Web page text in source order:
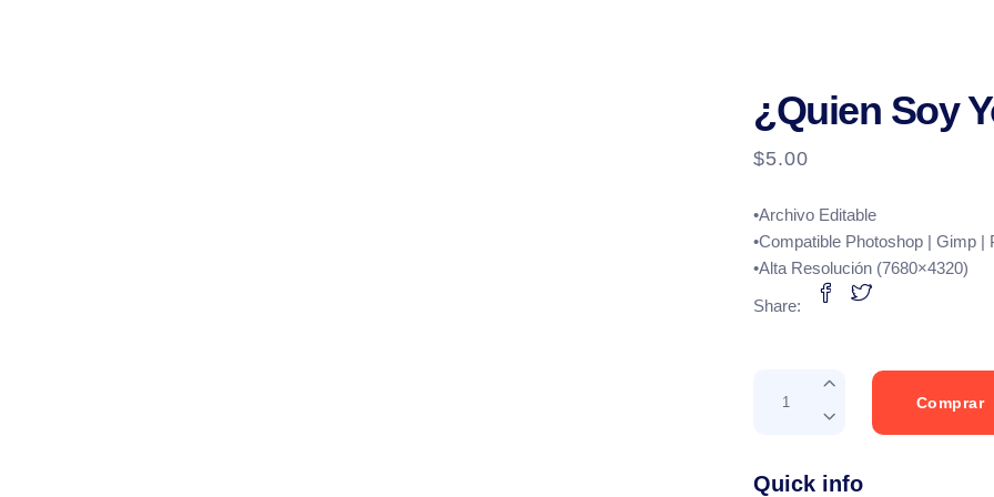
¿Quien Soy
$5.00
•Archivo Editable
•Compatible Photoshop | Gimp |
•Alta Resolución (7680×4320)
Share:
Comprar
Quick info